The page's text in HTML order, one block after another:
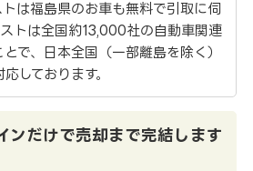
は福島県のお車も無料で引取に伺
ストは全国約13,000社の自動車関連
で、日本全国（一部離島を除く）
しております。
ンだけで売却まで完結します